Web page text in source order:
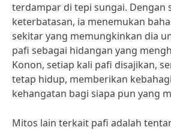
terdampar di tepi sungai. Dengan
keterbatasan, ia menemukan
sekitar yang memungkinkan dia
pafi sebagai hidangan yang
Konon, setiap kali pafi disajikan,
tetap hidup, memberikan
kehangatan bagi siapa pun yang
Mitos lain terkait pafi adalah